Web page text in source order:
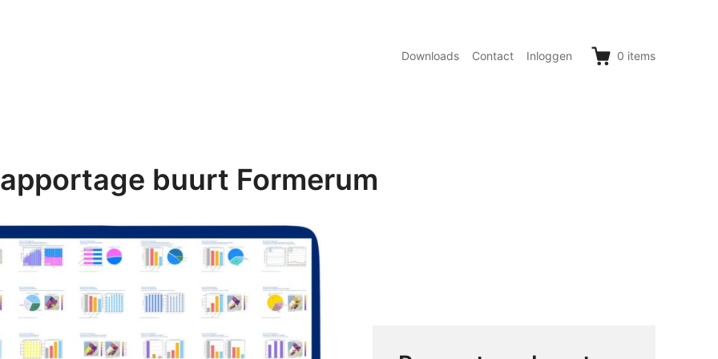
Downloads Contact Inloggen 0 items
buurt Formerum